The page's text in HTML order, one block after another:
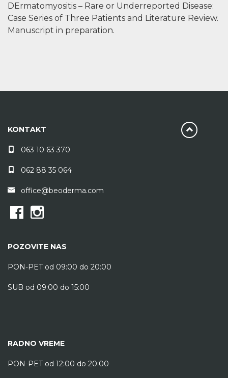
DErmatomyositis – Rare or Underreported Disease:
Case Series of Three Patients and Literature Review.
Manuscript in preparation.
KONTAKT
063 10 63 370
062 88 35 064
office@beoderma.com
POZOVITE NAS
PON-PET od 09:00 do 20:00
SUB od 09:00 do 15:00
RADNO VREME
PON-PET od 12:00 do 20:00